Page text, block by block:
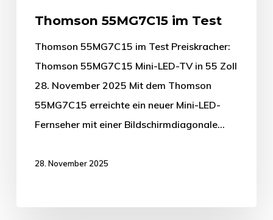
Thomson 55MG7C15 im Test
Thomson 55MG7C15 im Test Preiskracher:
Thomson 55MG7C15 Mini-LED-TV in 55 Zoll
28. November 2025 Mit dem Thomson
55MG7C15 erreichte ein neuer Mini-LED-
Fernseher mit einer Bildschirmdiagonale…
28. November 2025